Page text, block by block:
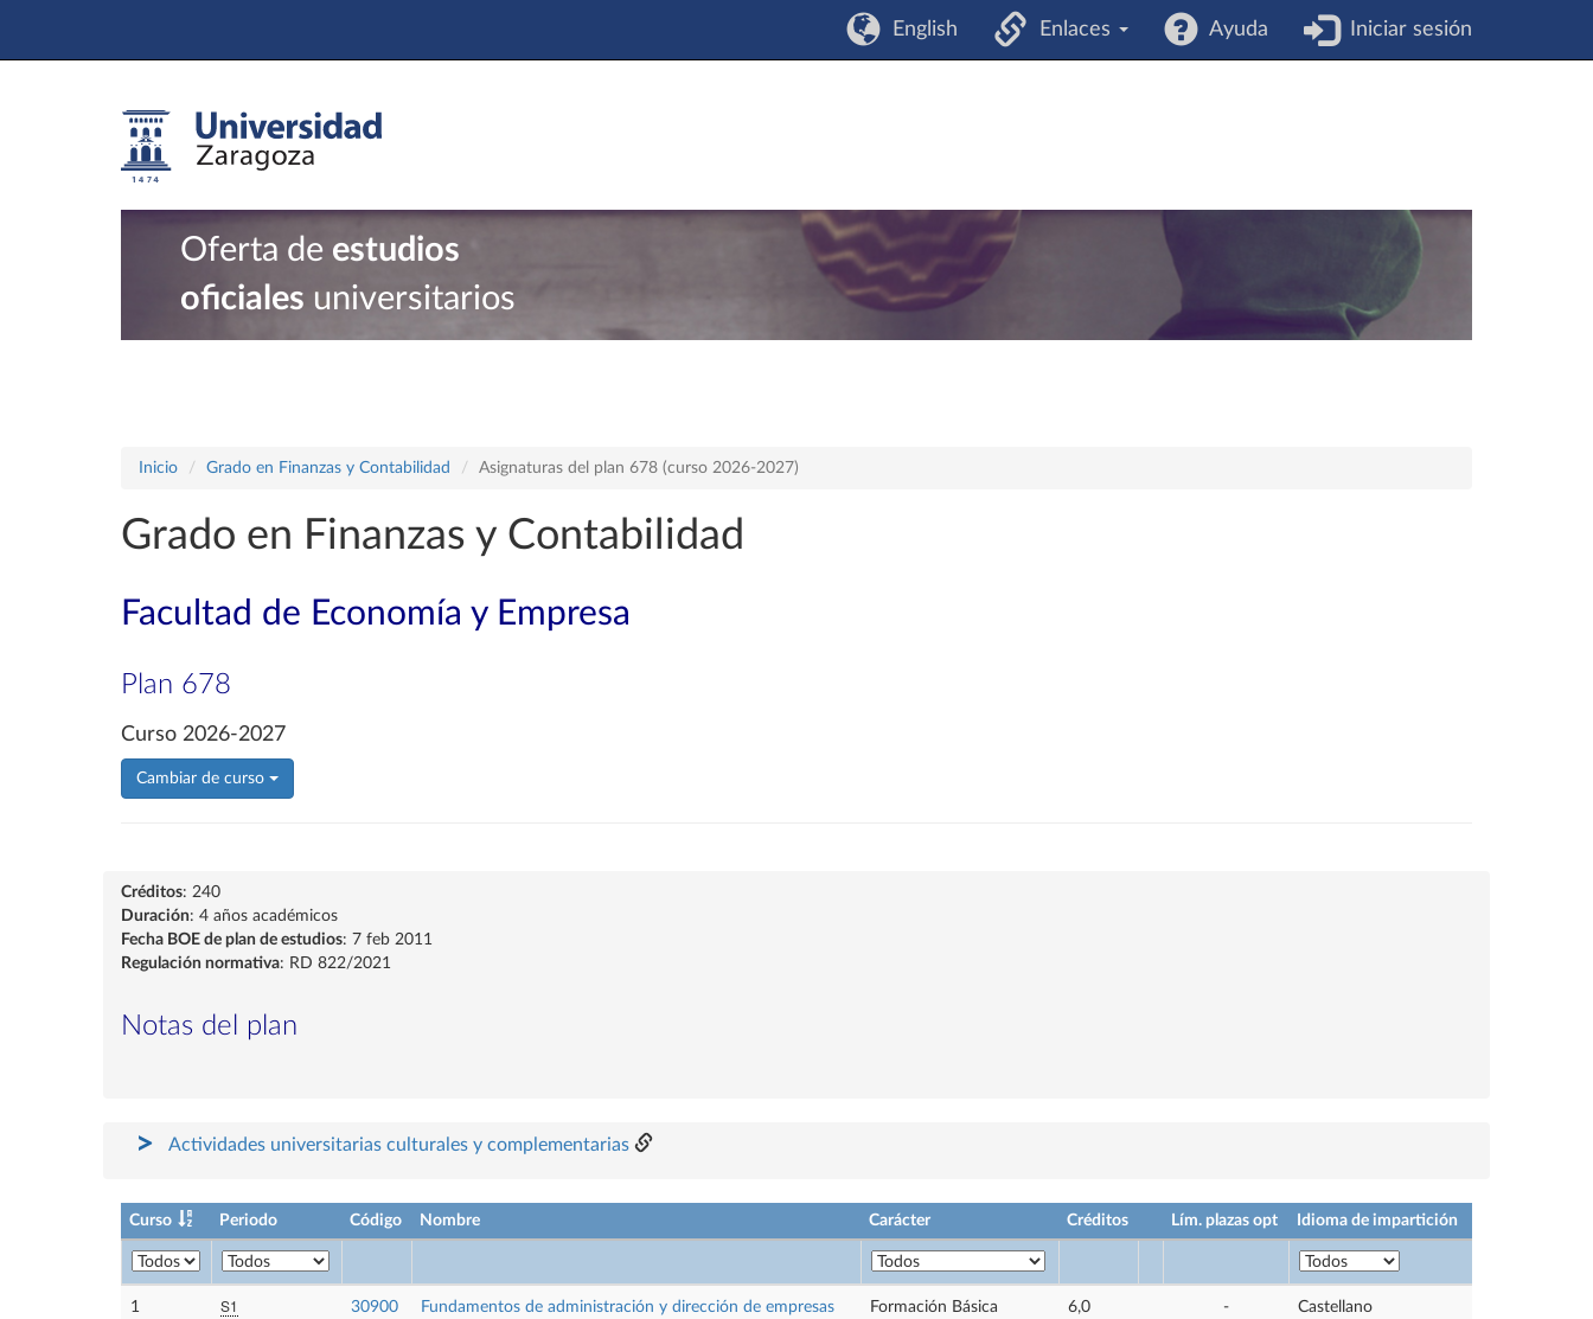
English Enlaces Ayuda Iniciar sesión
Oferta de estudios
oficiales universitarios
Inicio Grado en Finanzas y Contabilidad Asignaturas del plan 678 (curso 2026-2027)
Grado en Finanzas y Contabilidad
Facultad de Economía y Empresa
Plan 678
Curso 2026-2027
Cambiar de curso
Créditos: 240
Duración: 4 años académicos
Fecha BOE de plan de estudios: 7 feb 2011
Regulación normativa: RD 822/2021
Notas del plan
Actividades universitarias culturales y complementarias
Curso Periodo Código Nombre Carácter Créditos Lím. plazas opt Idioma de impartición
1 S1 30900 Fundamentos de administración y dirección de empresas Formación Básica 6,0 - Castellano